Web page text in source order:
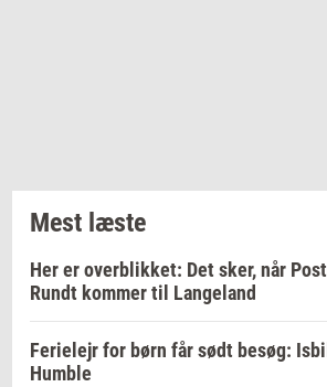
Mest læste
Her er overblikket: Det sker, når
Rundt kommer til Langeland
Ferielejr for børn får sødt besøg:
Humble